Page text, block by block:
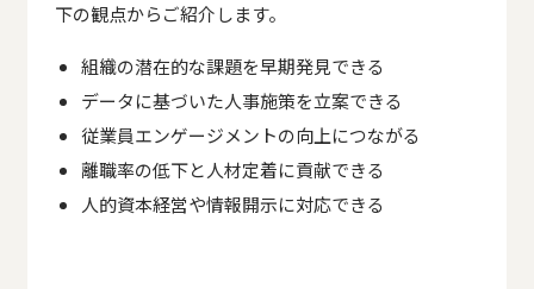
下の観点からご紹介します。
組織の潜在的な課題を早期発見できる
データに基づいた人事施策を立案できる
従業員エンゲージメントの向上につながる
離職率の低下と人材定着に貢献できる
人的資本経営や情報開示に対応できる